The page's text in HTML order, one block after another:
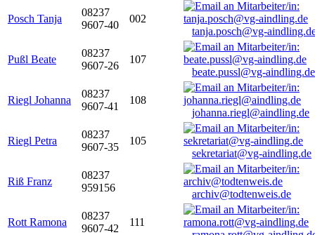
Posch Tanja
08237
9607-40
002
tanja.posch@vg-
Pußl Beate
08237
9607-26
107
beate.pussl@vg-aindling.de
Riegl Johanna
08237
9607-41
108
johanna.riegl@aindling.de
Riegl Petra
08237
9607-35
105
sekretariat@vg-aindling.de
Riß Franz
08237
959156
archiv@todtenweis.de
Rott Ramona
08237
9607-42
111